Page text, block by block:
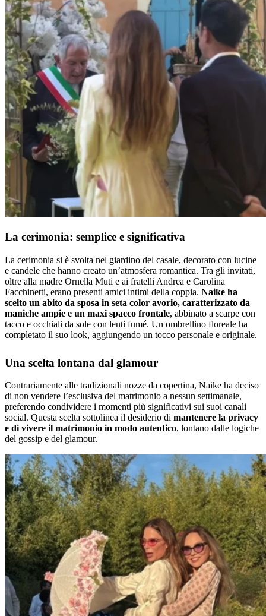
La cerimonia: semplice e significativa
La cerimonia si è svolta nel giardino del casale, decorato con lucine
e candele che hanno creato un’atmosfera romantica. Tra gli invitati,
oltre alla madre Ornella Muti e ai fratelli Andrea e Carolina
Facchinetti, erano presenti amici intimi della coppia. Naike ha
scelto un abito da sposa in seta color avorio, caratterizzato da
maniche ampie e un maxi spacco frontale, abbinato a scarpe con
tacco e occhiali da sole con lenti fumé. Un ombrellino floreale ha
completato il suo look, aggiungendo un tocco personale e originale.
Una scelta lontana dal glamour
Contrariamente alle tradizionali nozze da copertina, Naike ha deciso
di non vendere l’esclusiva del matrimonio a nessun settimanale,
preferendo condividere i momenti più significativi sui suoi canali
social. Questa scelta sottolinea il desiderio di mantenere la privacy
e di vivere il matrimonio in modo autentico, lontano dalle logiche
del gossip e del glamour.